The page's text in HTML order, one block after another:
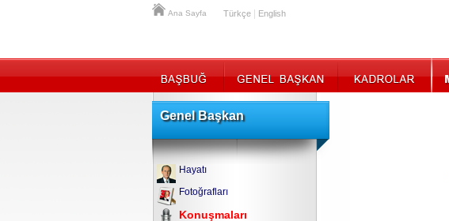
Ana Sayfa Türkçe English
Genel Başkan
Hayatı
Fotoğrafları
Konuşmaları